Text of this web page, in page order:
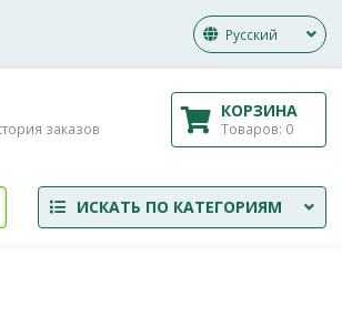
Русский
заказов
КОРЗИНА
Товаров: 0
ИСКАТЬ ПО КАТЕГОРИЯМ